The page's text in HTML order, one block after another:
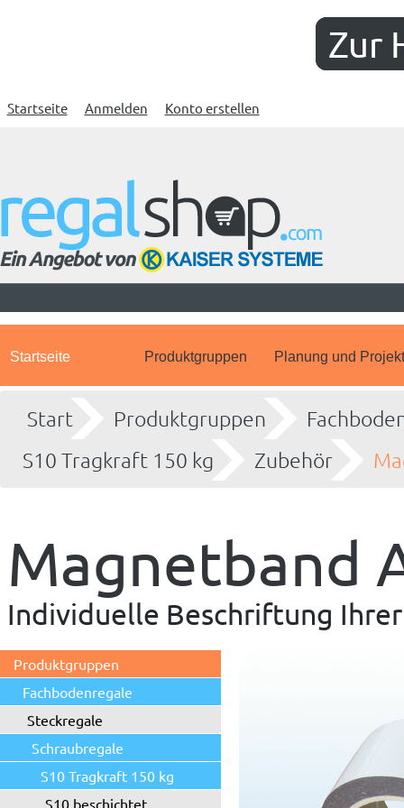
Zur
Startseite Anmelden Konto erstellen
Startseite Produktgruppen Planung und
Start Produktgruppen
S10 Tragkraft 150 kg
Zubehör
Magnetband
Individuelle Beschriftung
Produktgruppen
Fachbodenregale
Steckregale
Schraubregale
S10 Tragkraft 150 kg
S10 beschichtet